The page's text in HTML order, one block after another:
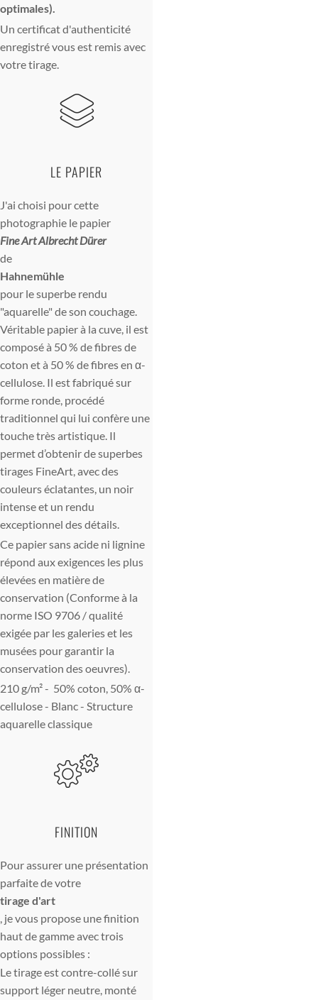
optimales).
Un certificat d'authenticité
enregistré vous est remis avec
votre tirage.
LE PAPIER
J'ai choisi pour cette
photographie le papier
Fine Art Albrecht Dürer
de
Hahnemühle
pour le superbe rendu
"aquarelle" de son couchage.
Véritable papier à la cuve, il est
composé à 50 % de fibres de
coton et à 50 % de fibres en α-
cellulose. Il est fabriqué sur
forme ronde, procédé
traditionnel qui lui confère une
touche très artistique. Il
permet d’obtenir de superbes
tirages FineArt, avec des
couleurs éclatantes, un noir
intense et un rendu
exceptionnel des détails.
Ce papier sans acide ni lignine
répond aux exigences les plus
élevées en matière de
conservation (Conforme à la
norme ISO 9706 / qualité
exigée par les galeries et les
musées pour garantir la
conservation des oeuvres).
210 g/m² - 50% coton, 50% α-
cellulose - Blanc - Structure
aquarelle classique
FINITION
Pour assurer une présentation
parfaite de votre
tirage d'art
, je vous propose une finition
haut de gamme avec trois
options possibles :
Le tirage est contre-collé sur
support léger neutre, monté